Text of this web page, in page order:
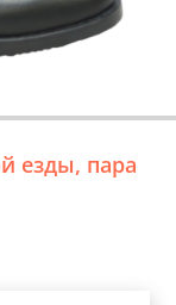
езды, пара